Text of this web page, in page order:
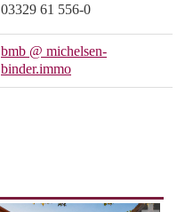
03329 61 556-0
bmb @ michelsen-
binder.immo